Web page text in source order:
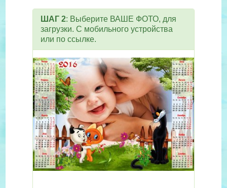
ШАГ 2: Выберите ВАШЕ ФОТО, для
загрузки. С мобильного устройства
или по ссылке.